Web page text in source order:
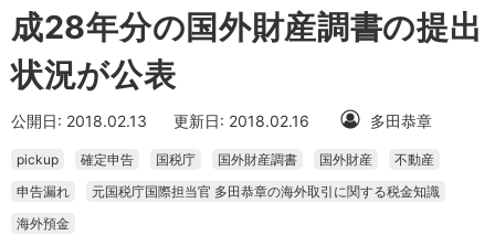
成28年分の国外財産調書の提出
状況が公表
公開日: 2018.02.13 更新日: 2018.02.16 多田恭章
pickup 確定申告 国税庁 国外財産調書 国外財産
不動産
申告漏れ
元国税庁国際担当官 多田恭章の海外取引に関する税金知識
海外預金